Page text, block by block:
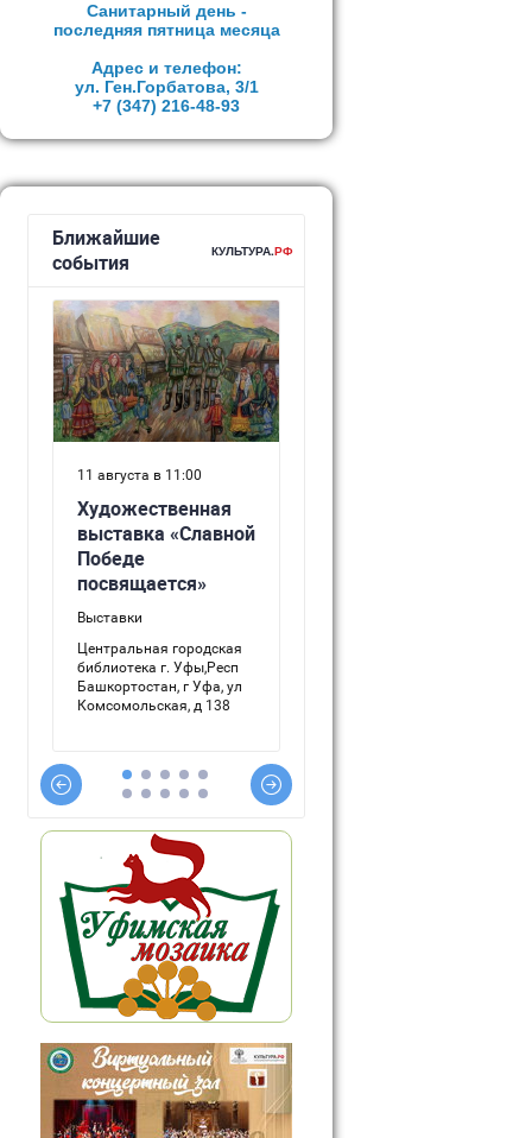
Санитарный день -
последняя пятница месяца
Адрес и телефон:
ул. Ген.Горбатова, 3/1
+7 (347) 216-48-93